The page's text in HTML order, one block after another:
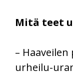
Mitä teet
–
urheilu-